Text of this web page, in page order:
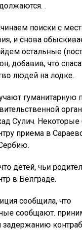
.
поиски с
и снова
остальные
добавив, что
людей на лодке.
гуманитарную
Сулич. Некоторые
приема в
детей, чьи
в Белграде.
сообщила, что
сообщают.
задержанию